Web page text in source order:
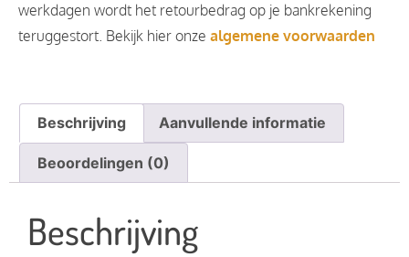
werkdagen wordt het retourbedrag op je bankrekening
teruggestort. Bekijk hier onze algemene voorwaarden
Beschrijving Aanvullende informatie
Beoordelingen (0)
Beschrijving